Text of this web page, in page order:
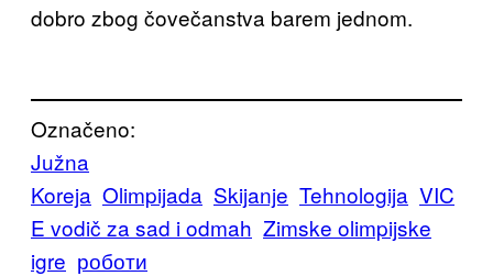
dobro zbog čovečanstva barem jednom.
Označeno:
Južna
Koreja Olimpijada Skijanje Tehnologija VIC
E vodič za sad i odmah Zimske olimpijske
igre роботи